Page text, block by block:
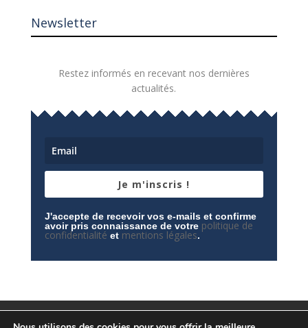
Newsletter
Restez informés en recevant nos dernières
actualités.
Je m'inscris !
J'accepte de recevoir vos e-mails et confirme
avoir pris connaissance de votre politique de
confidentialité et mentions légales.